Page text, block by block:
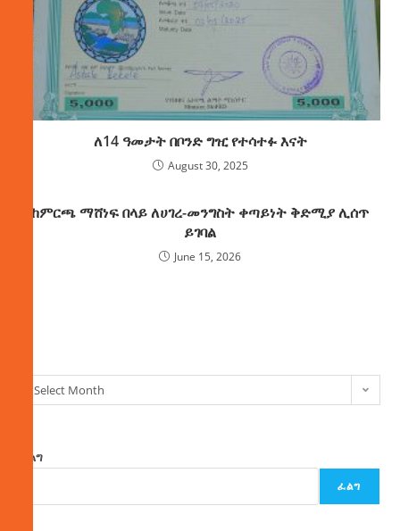
ለ14 ዓመታት በቦንድ ግዢ የተሳተፉ እናት
August 30, 2025
ከምርጫ ማሸነፍ በላይ ለሀገረ-መንግስት ቀጣይነት ቅድሚያ ሊሰጥ
ይገባል
June 15, 2026
Select Month
ፈልግ
ፈልግ